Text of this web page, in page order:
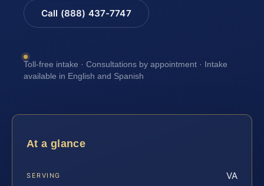
Call (888) 437-7747
Toll-free intake · Consultations by appointment · Intake
available in English and Spanish
At a glance
SERVING VA